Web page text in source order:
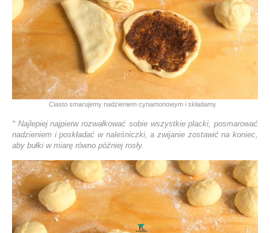
Ciasto smarujemy nadzieniem cynamonowym i składamy
* Najlepiej najpierw rozwałkować sobie wszystkie placki, posmarować
nadzieniem i poskładać w naleśniczki, a zwijanie zostawić na koniec,
aby bułki w miarę równo później rosły.